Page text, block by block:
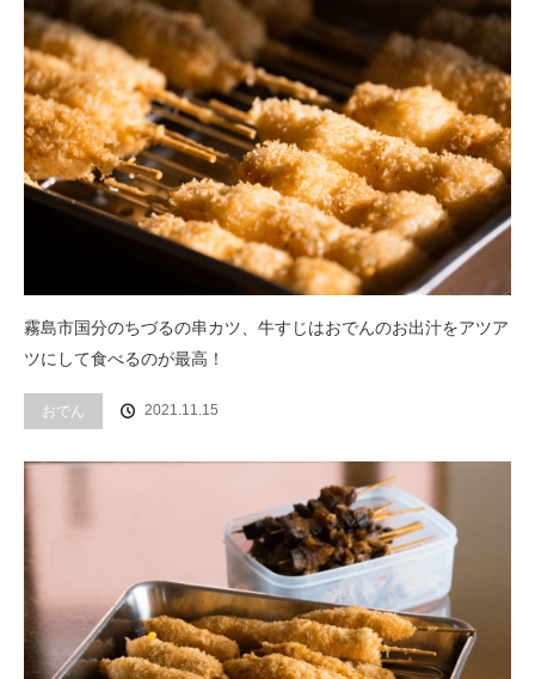
霧島市国分のちづるの串カツ、牛すじはおでんのお出汁をアツア
ツにして食べるのが最高！
おでん 2021.11.15